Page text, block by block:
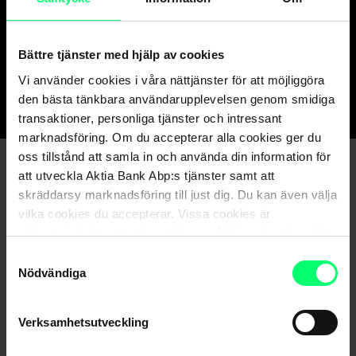
Bättre tjänster med hjälp av cookies
Vi använder cookies i våra nättjänster för att möjliggöra
den bästa tänkbara användarupplevelsen genom smidiga
transaktioner, personliga tjänster och intressant
marknadsföring. Om du accepterar alla cookies ger du
oss tillstånd att samla in och använda din information för
att utveckla Aktia Bank Abp:s tjänster samt att
skräddarsy marknadsföring till just dig. Du kan även välja
vilka cookies du accepterar. Vissa cookies är
obligatoriska för att säkerställa en pålitlig och säker drift
Nödvändiga
Verksamhetsutveckling
WhatsApp
Tjänsten är tillgänglig vardagar kl. 8–20.
Registrera dig enkelt för tjänsten
Läs mer om Concierge-tjänsten